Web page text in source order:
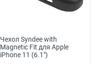
Чехол Syndee with
Magnetic Fit для Apple
iPhone 11 (6.1")